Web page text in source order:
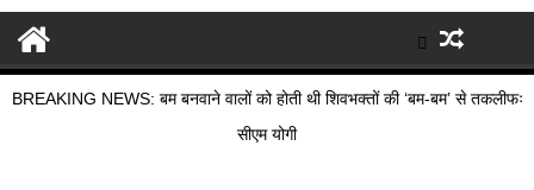
BREAKING NEWS: बम बनवाने वालों को होती थी शिवभक्तों की ‘बम-बम’ से तकलीफः
सीएम योगी